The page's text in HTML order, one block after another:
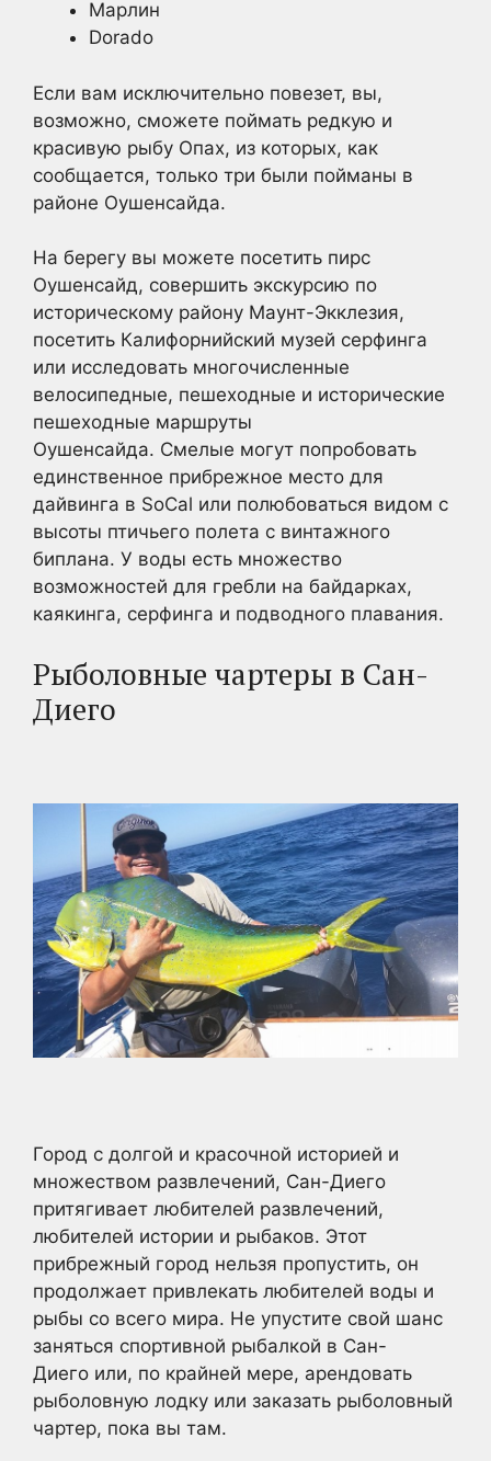
Марлин
Dorado
Если вам исключительно повезет, вы,
возможно, сможете поймать редкую и
красивую рыбу Опах, из которых, как
сообщается, только три были пойманы в
районе Оушенсайда.
На берегу вы можете посетить пирс
Оушенсайд, совершить экскурсию по
историческому району Маунт-Экклезия,
посетить Калифорнийский музей серфинга
или исследовать многочисленные
велосипедные, пешеходные и исторические
пешеходные маршруты
Оушенсайда. Смелые могут попробовать
единственное прибрежное место для
дайвинга в SoCal или полюбоваться видом с
высоты птичьего полета с винтажного
биплана. У воды есть множество
возможностей для гребли на байдарках,
каякинга, серфинга и подводного плавания.
Рыболовные чартеры в Сан-
Диего
Город с долгой и красочной историей и
множеством развлечений, Сан-Диего
притягивает любителей развлечений,
любителей истории и рыбаков. Этот
прибрежный город нельзя пропустить, он
продолжает привлекать любителей воды и
рыбы со всего мира. Не упустите свой шанс
заняться спортивной рыбалкой в Сан-
Диего или, по крайней мере, арендовать
рыболовную лодку или заказать рыболовный
чартер, пока вы там.